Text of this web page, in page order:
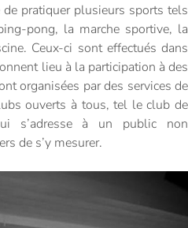
pratiquer plusieurs sports tels
pong, la marche sportive, la
Ceux-ci sont effectués dans
lieu à la participation à des
organisées par des services de
ouverts à tous, tel le club de
s’adresse à un public non
de s’y mesurer.